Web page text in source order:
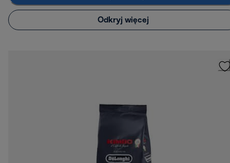
Odkryj więcej